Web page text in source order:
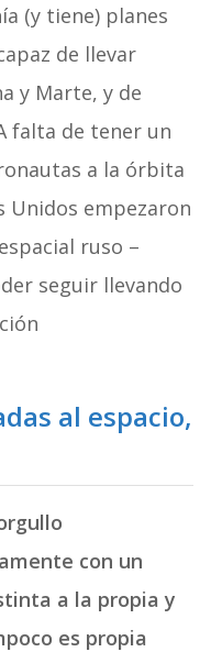
(y tiene) planes
de llevar
y Marte, y de
falta de tener un
a la órbita
Unidos empezaron
ruso –
seguir llevando
al espacio,
con un
a la propia y
es propia